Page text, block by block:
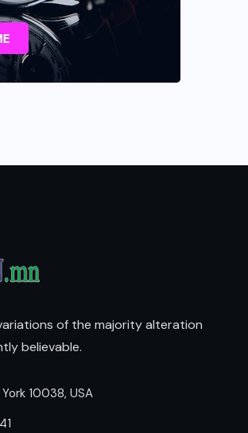
of the majority alteration
believable.
10038, USA